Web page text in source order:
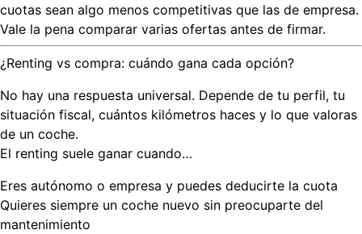
cuotas sean algo menos competitivas que las de empresa.
Vale la pena comparar varias ofertas antes de firmar.
¿Renting vs compra: cuándo gana cada opción?
No hay una respuesta universal. Depende de tu perfil, tu
situación fiscal, cuántos kilómetros haces y lo que valoras
de un coche.
El renting suele ganar cuando…
Eres autónomo o empresa y puedes deducirte la cuota
Quieres siempre un coche nuevo sin preocuparte del
mantenimiento